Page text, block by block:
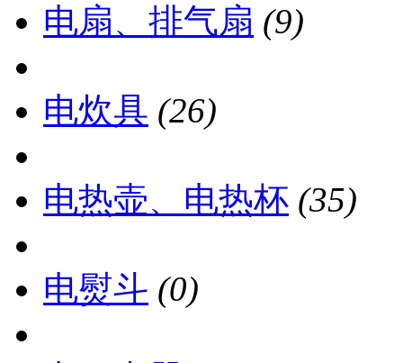
电扇、排气扇 (9)
电炊具 (26)
电热壶、电热杯 (35)
电熨斗 (0)